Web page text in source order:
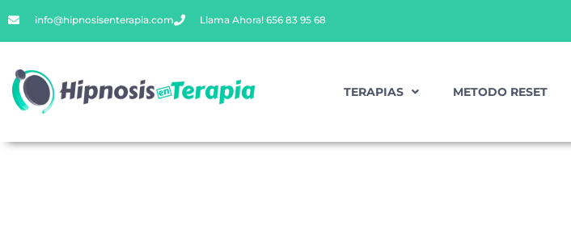
info@hipnosisenterapia.com Llama Ahora! 656 83 95 68
TERAPIAS METODO RESET